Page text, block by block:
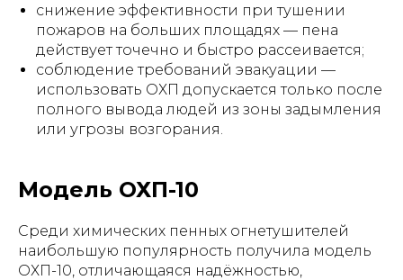
снижение эффективности при тушении
пожаров на больших площадях — пена
действует точечно и быстро рассеивается;
соблюдение требований эвакуации —
использовать ОХП допускается только после
полного вывода людей из зоны задымления
или угрозы возгорания.
Модель ОХП-10
Среди химических пенных огнетушителей
наибольшую популярность получила модель
ОХП-10, отличающаяся надёжностью,